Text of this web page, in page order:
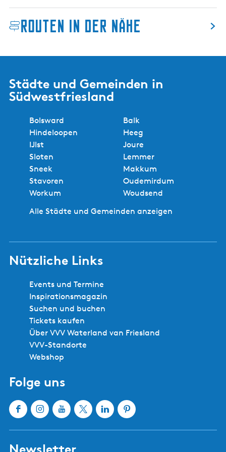
M
e
n
u
M
a
Routen in der Nähe
Städte und Gemeinden in
Südwestfriesland
Bolsward
Balk
Hindeloopen
Heeg
IJlst
Joure
Sloten
Lemmer
Sneek
Makkum
Stavoren
Oudemirdum
Workum
Woudsend
Alle Städte und Gemeinden anzeigen
Nützliche Links
Events und Termine
Inspirationsmagazin
Suchen und buchen
Tickets kaufen
Über VVV Waterland van Friesland
VVV-Standorte
Webshop
Folge uns
F
I
Y
X
L
P
Newsletter